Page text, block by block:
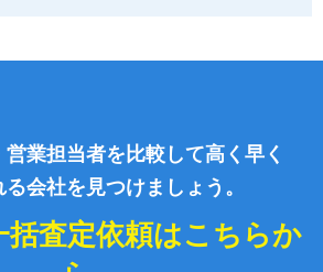
業担当者を比較して高く早く
会社を見つけましょう。
括査定依頼はこちらか